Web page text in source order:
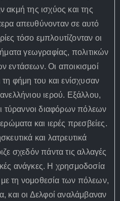
ακμή της ισχύος και της
απευθύνονταν σε αυτό
τόσο εμπλουτίζονταν οι
γεωγραφίας, πολιτικών
εντάσεων. Οι αποικισμοί
φήμη του και ενίσχυσαν
ιερού. Εξάλλου,
τύραννοι διαφόρων πόλεων
και ιερές πρεσβείες.
και λατρευτικά
σχεδόν πάντα τις αλλαγές
ανάγκες. Η χρησμοδοσία
τη νομοθεσία των πόλεων,
και οι Δελφοί αναλάμβαναν